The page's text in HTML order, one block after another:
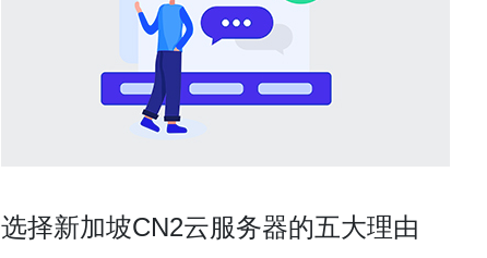
选择新加坡CN2云服务器的五大理由